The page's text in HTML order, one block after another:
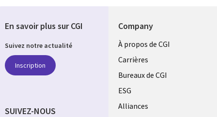
Company
Useful
links
CANADA
FR
À propos de CGI
Carrières
Bureaux de CGI
ESG
Alliances
En savoir plus sur CGI
Suivez notre actualité
Inscription
SUIVEZ-NOUS